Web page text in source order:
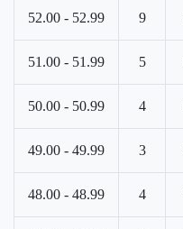
52.00 - 52.99 9
51.00 - 51.99 5
50.00 - 50.99 4
49.00 - 49.99 3
48.00 - 48.99 4